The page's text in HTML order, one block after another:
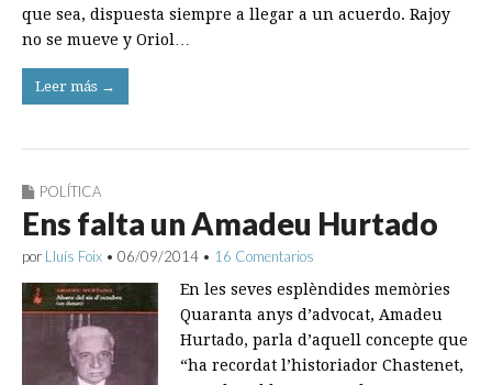
que sea, dispuesta siempre a llegar a un acuerdo. Rajoy
no se mueve y Oriol…
Leer más →
POLÍTICA
Ens falta un Amadeu Hurtado
por Lluís Foix • 06/09/2014 • 16 Comentarios
En les seves esplèndides memòries
Quaranta anys d’advocat, Amadeu
Hurtado, parla d’aquell concepte que
“ha recordat l’historiador Chastenet,